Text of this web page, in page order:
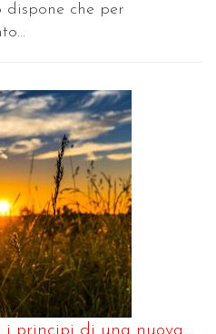
dispone che per
principi di una nuova...